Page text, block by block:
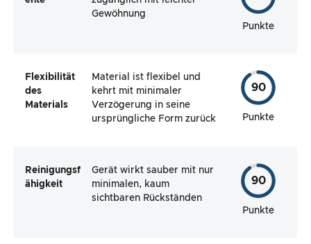
Gewöhnung
Punkte
Flexibilität
des
Materials
Material ist flexibel und
kehrt mit minimaler
Verzögerung in seine
ursprüngliche Form zurück
90
Punkte
Reinigungsf
ähigkeit
Gerät wirkt sauber mit nur
minimalen, kaum
sichtbaren Rückständen
90
Punkte